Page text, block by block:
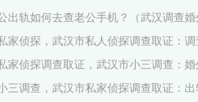
出轨如何去查老公手机？（武汉调查婚
家侦探，武汉市私人侦探调查取证：调
家侦探调查取证，武汉市小三调查：婚
三调查，武汉市私家侦探调查取证：